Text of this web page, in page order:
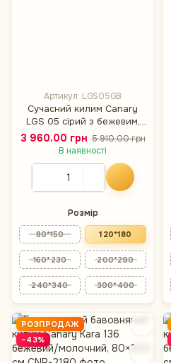
Артикул: LGS05GB
Сучасний килим Canary
LGS 05 сірий з бежевим,
120×180 см
3 960.00 грн 5 910.00 грн
В наявності
Розмір
80*150 120*180
160*230 200*290
240*340 300*400
РОЗПРОДАЖ
−43%